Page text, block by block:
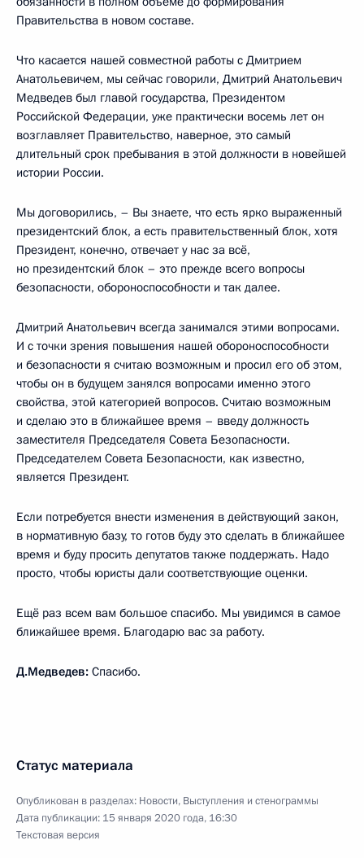
Правительства в новом составе.
Что касается нашей совместной работы с Дмитрием
Анатольевичем, мы сейчас говорили, Дмитрий Анатольевич
Медведев был главой государства, Президентом
Российской Федерации, уже практически восемь лет он
возглавляет Правительство, наверное, это самый
длительный срок пребывания в этой должности в новейшей
истории России.
Мы договорились, – Вы знаете, что есть ярко выраженный
президентский блок, а есть правительственный блок, хотя
Президент, конечно, отвечает у нас за всё,
но президентский блок – это прежде всего вопросы
безопасности, обороноспособности и так далее.
Дмитрий Анатольевич всегда занимался этими вопросами.
И с точки зрения повышения нашей обороноспособности
и безопасности я считаю возможным и просил его об этом,
чтобы он в будущем занялся вопросами именно этого
свойства, этой категорией вопросов. Считаю возможным
и сделаю это в ближайшее время – введу должность
заместителя Председателя Совета Безопасности.
Председателем Совета Безопасности, как известно,
является Президент.
Если потребуется внести изменения в действующий закон,
в нормативную базу, то готов буду это сделать в ближайшее
время и буду просить депутатов также поддержать. Надо
просто, чтобы юристы дали соответствующие оценки.
Ещё раз всем вам большое спасибо. Мы увидимся в самое
ближайшее время. Благодарю вас за работу.
Д.Медведев: Спасибо.
Статус материала
Опубликован в разделах: Новости, Выступления и стенограммы
Дата публикации: 15 января 2020 года, 16:30
Текстовая версия